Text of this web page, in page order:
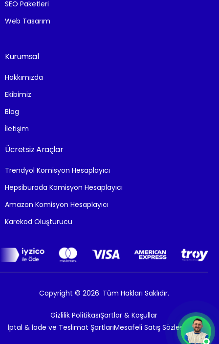
SEO Paketleri
Web Tasarım
Kurumsal
Hakkımızda
Ekibimiz
Blog
İletişim
Ücretsiz Araçlar
Trendyol Komisyon Hesaplayıcı
Hepsiburada Komisyon Hesaplayıcı
Amazon Komisyon Hesaplayıcı
Karekod Oluşturucu
Copyright © 2026. Tüm Hakları Saklıdır.
Gizlilik PolitikasıŞartlar & Koşullar
İptal & İade ve Teslimat ŞartlarıMesafeli Satış Sözleşmesi